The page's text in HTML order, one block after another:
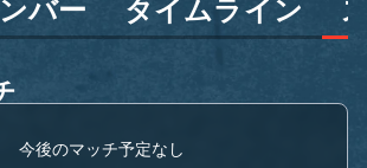
バー タイムライン
今後のマッチ予定なし